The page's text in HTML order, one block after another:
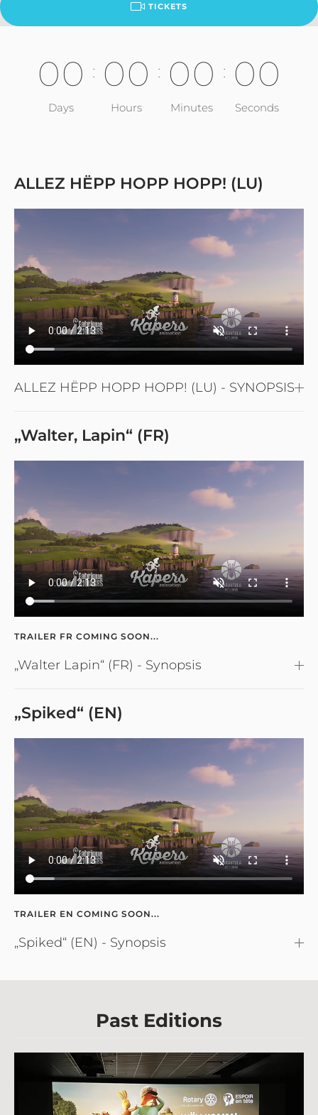
TICKETS
00
Days
: 00
Hours
: 00
Minutes
: 00
Seconds
ALLEZ HËPP HOPP HOPP! (LU)
ALLEZ HËPP HOPP HOPP! (LU) - SYNOPSIS
„Walter, Lapin“ (FR)
TRAILER FR COMING SOON...
„Walter Lapin“ (FR) - Synopsis
„Spiked“ (EN)
TRAILER EN COMING SOON...
„Spiked“ (EN) - Synopsis
Past Editions